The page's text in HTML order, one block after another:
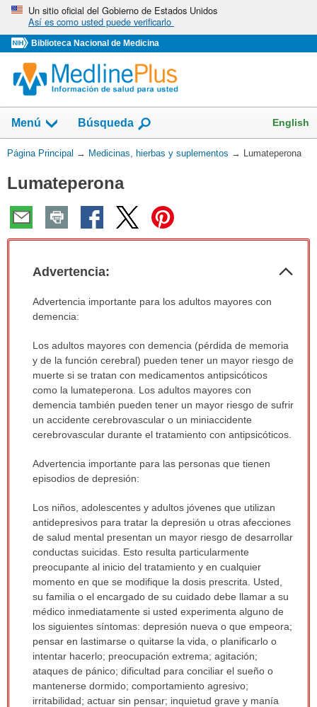
Omita
vaya
al
Contenido
Un sitio oficial del Gobierno de Estados Unidos
Así es como usted puede verificarlo
Biblioteca Nacional de Medicina
Menú
Mostrar
campo
de
Búsqueda English
Usted
aquí:
Página Principal → Medicinas, hierbas y suplementos → Lumateperona
Lumateperona
Advertencia:
Advertencia:
extendido.
Advertencia importante para los adultos mayores con
demencia:
Los adultos mayores con demencia (pérdida de memoria
y de la función cerebral) pueden tener un mayor riesgo de
muerte si se tratan con medicamentos antipsicóticos
como la lumateperona. Los adultos mayores con
demencia también pueden tener un mayor riesgo de sufrir
un accidente cerebrovascular o un miniaccidente
cerebrovascular durante el tratamiento con antipsicóticos.
Advertencia importante para las personas que tienen
episodios de depresión:
Los niños, adolescentes y adultos jóvenes que utilizan
antidepresivos para tratar la depresión u otras afecciones
de salud mental presentan un mayor riesgo de desarrollar
conductas suicidas. Esto resulta particularmente
preocupante al inicio del tratamiento y en cualquier
momento en que se modifique la dosis prescrita. Usted,
su familia o el encargado de su cuidado debe llamar a su
médico inmediatamente si usted experimenta alguno de
los siguientes síntomas: depresión nueva o que empeora;
pensar en lastimarse o quitarse la vida, o planificarlo o
intentar hacerlo; preocupación extrema; agitación;
ataques de pánico; dificultad para conciliar el sueño o
mantenerse dormido; comportamiento agresivo;
irritabilidad; actuar sin pensar; inquietud grave y manía